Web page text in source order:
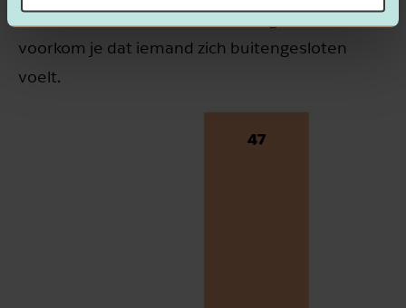
dezelfde selectiecriteria worden gehanteerd. Zo
voorkom je dat iemand zich buitengesloten
voelt.
Ja